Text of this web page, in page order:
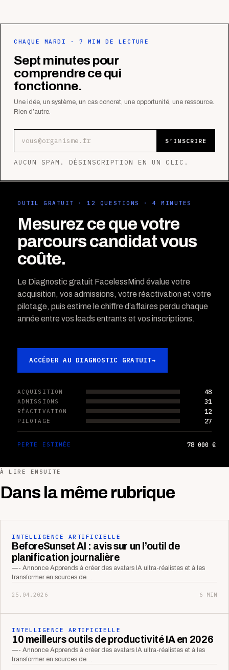
CHAQUE MARDI · 7 MIN DE LECTURE
Sept minutes pour
comprendre ce qui
fonctionne.
Une idée, un système, un cas concret, une opportunité, une ressource.
Rien d’autre.
S’INSCRIRE
AUCUN SPAM. DÉSINSCRIPTION EN UN CLIC.
OUTIL GRATUIT · 12 QUESTIONS · 4 MINUTES
Mesurez ce que votre
parcours candidat vous
coûte.
Le Diagnostic gratuit FacelessMind évalue votre
acquisition, vos admissions, votre réactivation et votre
pilotage, puis estime le chiffre d’affaires perdu chaque
année entre vos leads entrants et vos inscriptions.
ACCÉDER AU DIAGNOSTIC GRATUIT→
ACQUISITION 48
ADMISSIONS 31
RÉACTIVATION 12
PILOTAGE 27
PERTE ESTIMÉE 78 000 €
À LIRE ENSUITE
Dans la même rubrique
INTELLIGENCE ARTIFICIELLE
BeforeSunset AI : avis sur un l’outil de
planification journalière
—- Annonce Apprends à créer des avatars IA ultra-réalistes et à les
transformer en sources de…
25.04.2026 6 MIN
INTELLIGENCE ARTIFICIELLE
10 meilleurs outils de productivité IA en 2026
—- Annonce Apprends à créer des avatars IA ultra-réalistes et à les
transformer en sources de…